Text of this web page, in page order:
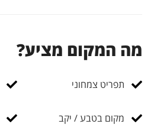
מה המקום מציע?
תפריט צמחוני
מקום בטבע / יקב